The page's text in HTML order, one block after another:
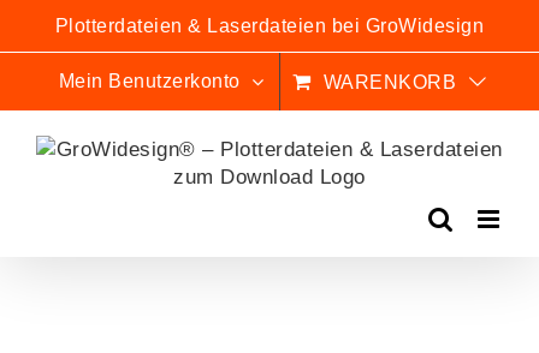
springen
Plotterdateien & Laserdateien bei GroWidesign
Mein Benutzerkonto WARENKORB